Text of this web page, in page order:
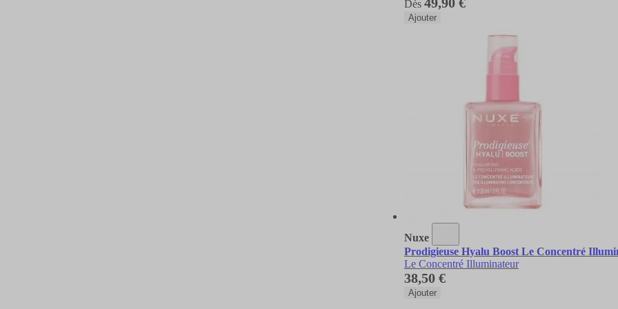
Dès
Ajouter
Nuxe
Prodigieuse Hyalu Boost Le Concentré
Le Concentré Illuminateur
38,50 €
Ajouter